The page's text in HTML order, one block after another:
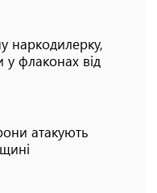
наркодилерку,
флаконах від
атакують